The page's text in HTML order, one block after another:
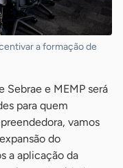
a formação de
Sebrae e MEMP será
para quem
vamos
do
a aplicação da